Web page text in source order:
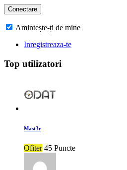
Amintește-ți de mine
Inregistreaza-te
Top utilizatori
Mast3r
Ofiter 45 Puncte